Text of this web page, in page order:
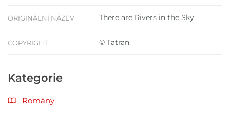
ORIGINÁLNÍ NÁZEV There are Rivers in the Sky
COPYRIGHT © Tatran
Kategorie
Romány